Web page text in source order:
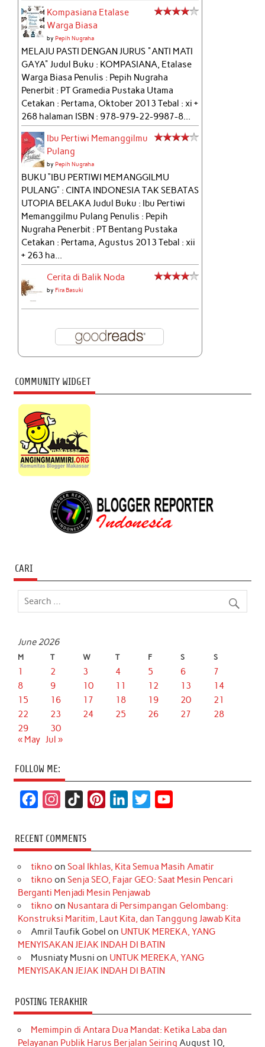
Kompasiana Etalase
Warga Biasa
byPepih Nugraha
MELAJU PASTI DENGAN JURUS "ANTI MATI
GAYA" Judul Buku : KOMPASIANA, Etalase
Warga Biasa Penulis : Pepih Nugraha
Penerbit : PT Gramedia Pustaka Utama
Cetakan : Pertama, Oktober 2013 Tebal : xi +
268 halaman ISBN : 978-979-22-9987-8...
Ibu Pertiwi Memanggilmu
Pulang
byPepih Nugraha
BUKU “IBU PERTIWI MEMANGGILMU
PULANG” : CINTA INDONESIA TAK SEBATAS
UTOPIA BELAKA Judul Buku : Ibu Pertiwi
Memanggilmu Pulang Penulis : Pepih
Nugraha Penerbit : PT Bentang Pustaka
Cetakan : Pertama, Agustus 2013 Tebal : xii
+ 263 ha...
Cerita di Balik Noda
byFira Basuki
COMMUNITY WIDGET
CARI
June 2026
M T W T F S S
1 2 3 4 5 6
7
8
9 10 11 12 13
14
15
16 17 18 19 20
21
22
23 24 25 26 27
28
29
30
« May Jul »
FOLLOW ME:
c
e
b
o
k
s
t
a
r
a
m
k
T
o
k
t
e
r
e
s
t
k
e
d
I
n
t
t
r
T
u
e
RECENT COMMENTS
tikno on Soal Ikhlas, Kita Semua Masih Amatir
tikno on Senja SEO, Fajar GEO: Saat Mesin Pencari
Berganti Menjadi Mesin Penjawab
tikno on Nusantara di Persimpangan Gelombang:
Konstruksi Maritim, Laut Kita, dan Tanggung Jawab Kita
Amril Taufik Gobel on UNTUK MEREKA, YANG
MENYISAKAN JEJAK INDAH DI BATIN
Musniaty Musni on UNTUK MEREKA, YANG
MENYISAKAN JEJAK INDAH DI BATIN
POSTING TERAKHIR
Memimpin di Antara Dua Mandat: Ketika Laba dan
Pelayanan Publik Harus Berjalan Seiring August 10,